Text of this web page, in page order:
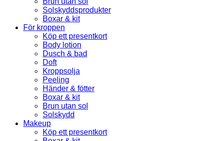
Solskyddsprodukter
Boxar & kit
För kroppen
Köp ett presentkort
Body lotion
Dusch & bad
Doft
Kroppsolja
Peeling
Händer & fötter
Boxar & kit
Brun utan sol
Solskydd
Makeup
Köp ett presentkort